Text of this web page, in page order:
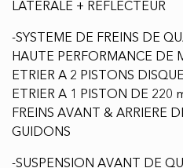
LATERALE + REFLECTEUR
-SYSTEME DE FREINS DE
HAUTE PERFORMANCE DE
ETRIER A 2 PISTONS
ETRIER A 1 PISTON DE 220
FREINS AVANT & ARRIERE
GUIDONS
-SUSPENSION AVANT DE